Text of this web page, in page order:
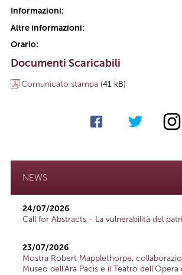
Informazioni:
Altre informazioni:
Orario:
Documenti Scaricabili
Comunicato stampa (41 kB)
NEWS
24/07/2026
Call for Abstracts - La vulnerabilità del
23/07/2026
Mostra Robert Mapplethorpe,
Museo dell'Ara Pacis e il Teatro dell'Opera